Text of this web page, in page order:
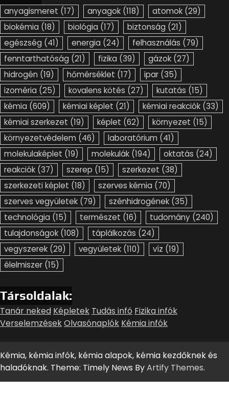
anyagismeret (17) anyagok (118) atomok (29)
biokémia (18) biológia (17) biztonság (21)
egészség (41) energia (24) felhasználás (79)
fenntarthatóság (21) fizika (39) gázok (27)
hidrogén (19) hőmérséklet (17) ipar (35)
izoméria (25) kovalens kötés (27) kutatás (15)
kémia (609) kémiai képlet (21) kémiai reakciók (33)
kémiai szerkezet (19) képlet (62) környezet (15)
környezetvédelem (46) laboratórium (41)
molekulaképlet (19) molekulák (194) oktatás (24)
reakciók (37) szerep (15) szerkezet (38)
szerkezeti képlet (18) szerves kémia (70)
szerves vegyületek (79) szénhidrogének (35)
technológia (15) természet (16) tudomány (240)
tulajdonságok (108) táplálkozás (24)
vegyszerek (29) vegyületek (110) víz (19)
élelmiszer (15)
Társoldalak:
Tanár neked Képletek Tudás infó Fizika infók
VerselemzésekOlvasónaplók Kémia infók
Kémia, kémia infók, kémia alapok, kémia kezdőknek és
haladóknak. Theme: Timely News ByArtify Themes.